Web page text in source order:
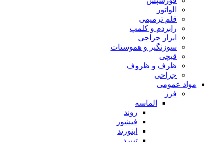
الواتور
قلم ترمیمی
رابردم و کلمپ
ابزار جراحی
سوزنگیر و هموستات
قیچی
ظرف و ظروف
جراحی
مواد عمومی
فرز
الماسه
روند
فیشور
اینورتد